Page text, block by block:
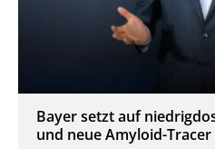
Bayer setzt auf
und neue Amyloid-Tracer